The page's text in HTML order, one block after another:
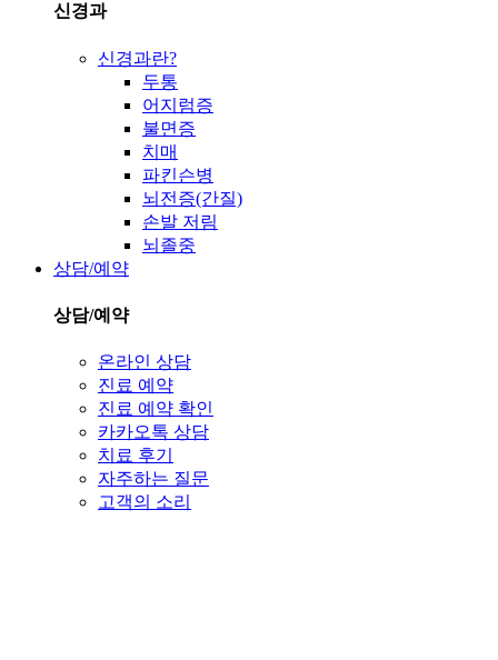
신경과
신경과란?
두통
어지럼증
불면증
치매
파킨슨병
뇌전증(간질)
손발 저림
뇌졸중
상담/예약
상담/예약
온라인 상담
진료 예약
진료 예약 확인
카카오톡 상담
치료 후기
자주하는 질문
고객의 소리